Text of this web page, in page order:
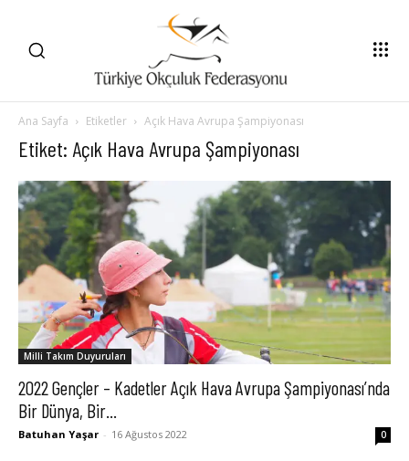
Ana Sayfa Etiketler Açık Hava Avrupa Şampiyonası
Etiket: Açık Hava Avrupa Şampiyonası
Milli Takım Duyuruları
2022 Gençler – Kadetler Açık Hava Avrupa Şampiyonası’nda
Bir Dünya, Bir...
Batuhan Yaşar - 16 Ağustos 2022 0